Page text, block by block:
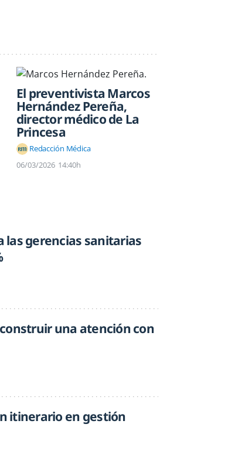
El preventivista Marcos
Hernández Pereña,
director médico de La
Princesa
Redacción Médica
06/03/2026 14:40h
las gerencias sanitarias
una atención con
itinerario en gestión